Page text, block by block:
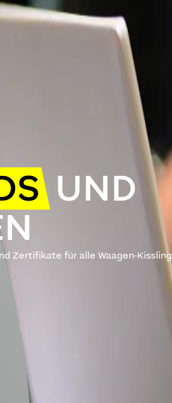
UND
Zertifikate für alle Waagen-Kissling